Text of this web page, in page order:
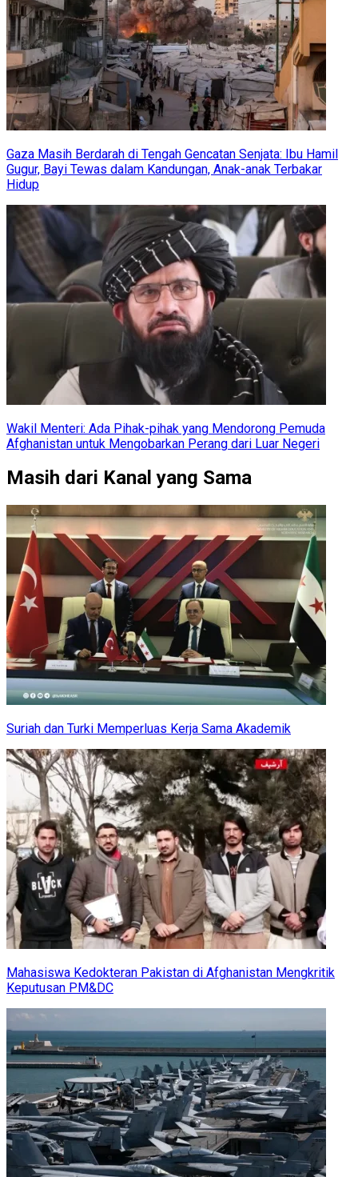
Gaza Masih Berdarah di Tengah Gencatan Senjata: Ibu Hamil
Gugur, Bayi Tewas dalam Kandungan, Anak-anak Terbakar
Hidup
Wakil Menteri: Ada Pihak-pihak yang Mendorong Pemuda
Afghanistan untuk Mengobarkan Perang dari Luar Negeri
Masih dari Kanal yang Sama
Suriah dan Turki Memperluas Kerja Sama Akademik
Mahasiswa Kedokteran Pakistan di Afghanistan Mengkritik
Keputusan PM&DC